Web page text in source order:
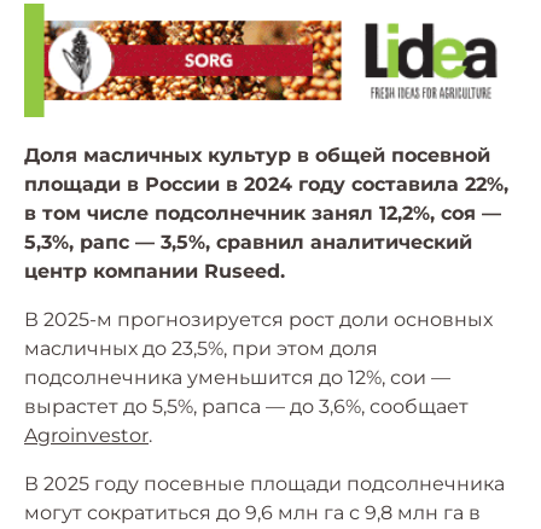
Доля масличных культур в общей посевной
площади в России в 2024 году составила 22%,
в том числе подсолнечник занял 12,2%, соя —
5,3%, рапс — 3,5%, сравнил аналитический
центр компании Ruseed.
В 2025-м прогнозируется рост доли основных
масличных до 23,5%, при этом доля
подсолнечника уменьшится до 12%, сои —
вырастет до 5,5%, рапса — до 3,6%, сообщает
Agroinvestor.
В 2025 году посевные площади подсолнечника
могут сократиться до 9,6 млн га с 9,8 млн га в